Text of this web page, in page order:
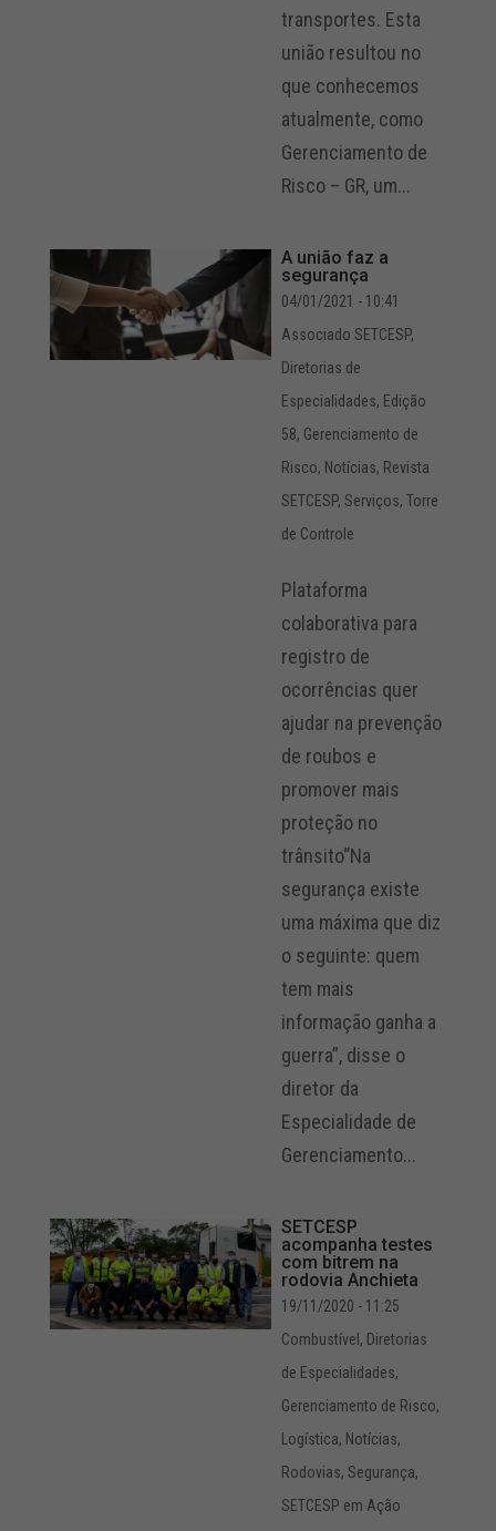
transportes. Esta
união resultou no
que conhecemos
atualmente, como
Gerenciamento de
Risco – GR, um...
A união faz a
segurança
04/01/2021 - 10:41
Associado SETCESP,
Diretorias de
Especialidades, Edição
58, Gerenciamento de
Risco, Notícias, Revista
SETCESP, Serviços, Torre
de Controle
Plataforma
colaborativa para
registro de
ocorrências quer
ajudar na prevenção
de roubos e
promover mais
proteção no
trânsito“Na
segurança existe
uma máxima que diz
o seguinte: quem
tem mais
informação ganha a
guerra”, disse o
diretor da
Especialidade de
Gerenciamento...
SETCESP
acompanha testes
com bitrem na
rodovia Anchieta
19/11/2020 - 11:25
Combustível , Diretorias
de Especialidades,
Gerenciamento de Risco,
Logística, Notícias,
Rodovias, Segurança,
SETCESP em Ação